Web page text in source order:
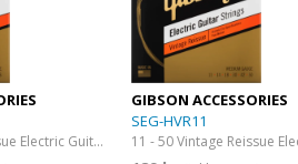
10-46 Vintage Reissue Electric Guitar Strings Light
GIBSON ACCESSORIES
SEG-HVR11